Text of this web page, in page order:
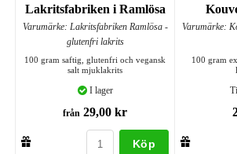
Lakritsfabriken i Ramlösa
Varumärke: Lakritsfabriken Ramlösa -
glutenfri lakrits
100 gram saftig, glutenfri och vegansk
salt mjuklakrits
I lager
från 29,00 kr
Köp
Varumärke:
100 gram